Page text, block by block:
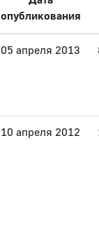
опубликования
05 апреля 2013
10 апреля 2012